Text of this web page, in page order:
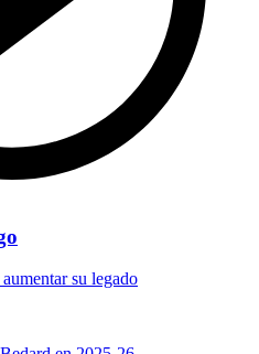
su legado